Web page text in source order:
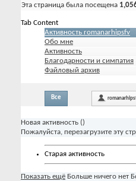
Эта страница была посещена
Tab Content
Активность romanarhipsfv
Обо мне
Активность
Благодарности и симпатия
Файловый архив
Все
Новая активность ()
Пожалуйста, перезагрузите эту
Старая активность
Показать ещё Больше ничего нет